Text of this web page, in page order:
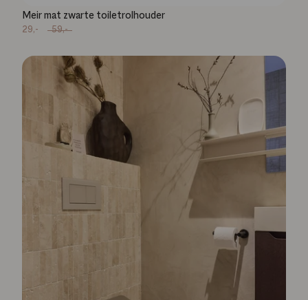
Meir mat zwarte toiletrolhouder
29,- 59,-